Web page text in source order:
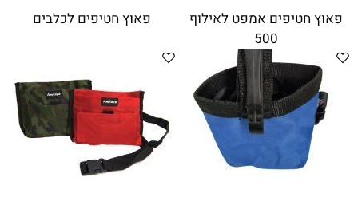
פאוץ חטיפים אמפט לאילוף
500
פאוץ חטיפים לכלבים